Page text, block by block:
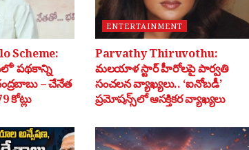
Scheme:
పథకాన్ని
– చేనేత
కోట్లు
ENTERTAINMENT
Parvathy Thiruvothu:
మలయాళ స్టార్ హీరోలపై పార్వతి
సంచలన వ్యాఖ్యలు.. ‘ఐనోబడీ’
ప్రమోషన్స్‌లో ఆసక్తికర వ్యాఖ్యలు